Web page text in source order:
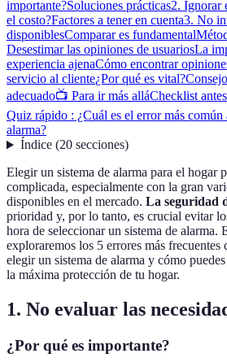
importante?Soluciones prácticas2. Ignorar
el costo?Factores a tener en cuenta3. No
disponiblesComparar es fundamental
Desestimar las opiniones de usuariosLa
experiencia ajenaCómo encontrar
servicio al cliente¿Por qué es vital?
adecuado📺 Para ir más alláChecklist
Quiz rápido : ¿Cuál es el error más común
alarma?
Índice(20 secciones)
Elegir un sistema de alarma para el hogar
complicada, especialmente con la gran
disponibles en el mercado. La seguridad
prioridad y, por lo tanto, es crucial evitar
hora de seleccionar un sistema de alarma.
exploraremos los 5 errores más frecuentes
elegir un sistema de alarma y cómo
la máxima protección de tu hogar.
1. No evaluar las
¿Por qué es importante?